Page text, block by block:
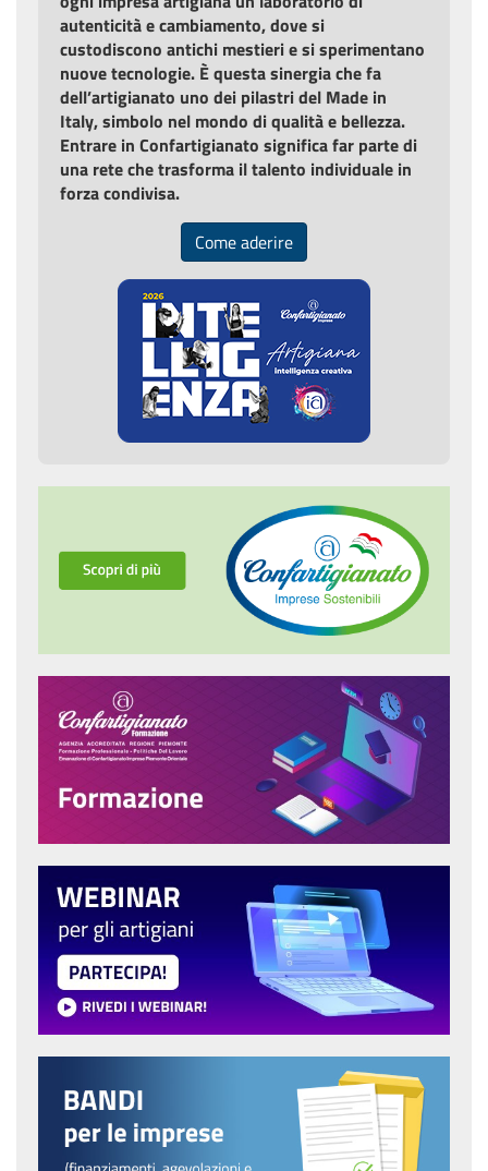
autenticità e cambiamento, dove si
custodiscono antichi mestieri e si sperimentano
nuove tecnologie. È questa sinergia che fa
dell’artigianato uno dei pilastri del Made in
Italy, simbolo nel mondo di qualità e bellezza.
Entrare in Confartigianato significa far parte di
una rete che trasforma il talento individuale in
forza condivisa.
Come aderire